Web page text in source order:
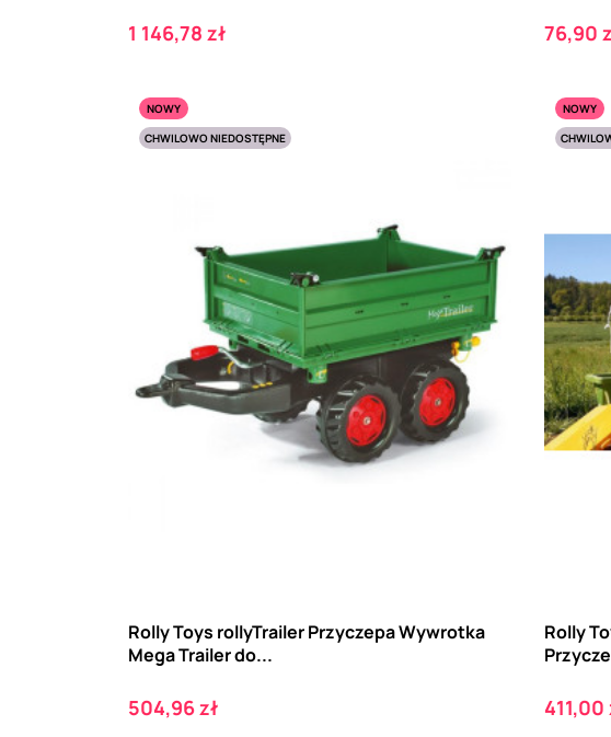
Cena
1 146,78 zł Cena
76,90
NOWY
CHWILOWO NIEDOSTĘPNE
Rolly Toys rollyTrailer Przyczepa Wywrotka
Mega Trailer do...
Cena
504,96 zł
NOWY
Rolly
Cena
411,00